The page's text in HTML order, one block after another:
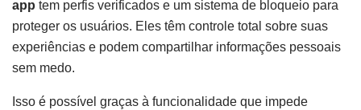
app tem perfis verificados e um sistema de bloqueio para
proteger os usuários. Eles têm controle total sobre suas
experiências e podem compartilhar informações pessoais
sem medo.
Isso é possível graças à funcionalidade que impede